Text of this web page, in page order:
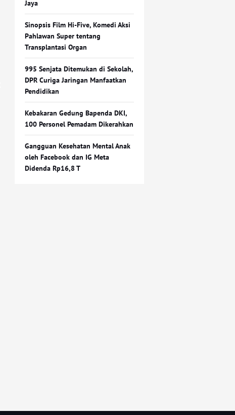
Jaya
Sinopsis Film Hi-Five, Komedi Aksi
Pahlawan Super tentang
Transplantasi Organ
995 Senjata Ditemukan di Sekolah,
DPR Curiga Jaringan Manfaatkan
Pendidikan
Kebakaran Gedung Bapenda DKI,
100 Personel Pemadam Dikerahkan
Gangguan Kesehatan Mental Anak
oleh Facebook dan IG Meta
Didenda Rp16,8 T